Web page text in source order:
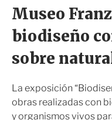
Museo
biodiseño
sobre
La exposición
obras realizadas con
y organismos vivos